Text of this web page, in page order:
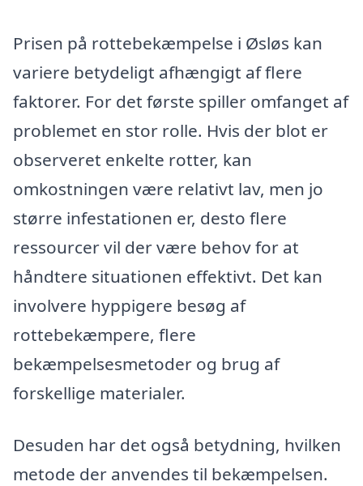
Prisen på rottebekæmpelse i Øsløs kan
variere betydeligt afhængigt af flere
faktorer. For det første spiller omfanget af
problemet en stor rolle. Hvis der blot er
observeret enkelte rotter, kan
omkostningen være relativt lav, men jo
større infestationen er, desto flere
ressourcer vil der være behov for at
håndtere situationen effektivt. Det kan
involvere hyppigere besøg af
rottebekæmpere, flere
bekæmpelsesmetoder og brug af
forskellige materialer.
Desuden har det også betydning, hvilken
metode der anvendes til bekæmpelsen.